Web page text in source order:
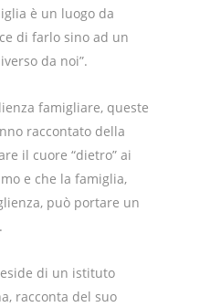
è un luogo da
di farlo sino ad un
da noi”.
famigliare, queste
raccontato della
il cuore “dietro” ai
e che la famiglia,
può portare un
di un istituto
racconta del suo